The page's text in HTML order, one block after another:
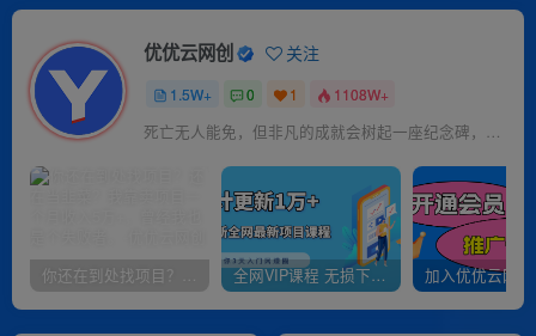
优优云网创 关注
1.5W+ 0 1 1108W+
死亡无人能免，但非凡的成就会树起一座纪念碑，它将一直立到太阳冷却之时
你还在到处找项目？还在当韭菜？我靠卖项目一个月收入5万+，曾经我也是个失败者。 全网VIP课程 无损下载~